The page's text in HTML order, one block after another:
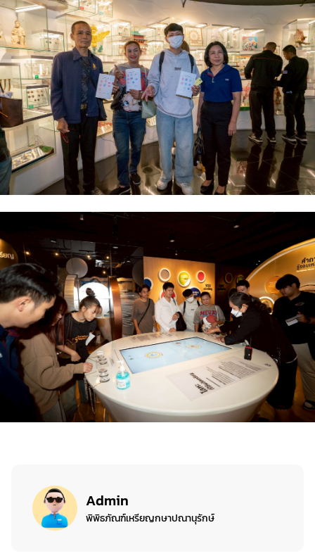
Admin
พิพิธภัณฑ์เหรียญกษาปณานุรักษ์